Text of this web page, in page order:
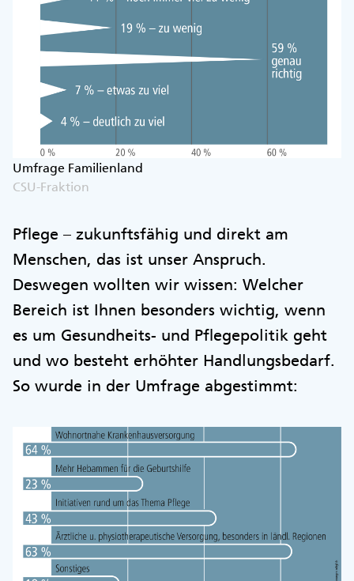
Umfrage Familienland
CSU-Fraktion
Pflege – zukunftsfähig und direkt am
Menschen, das ist unser Anspruch.
Deswegen wollten wir wissen: Welcher
Bereich ist Ihnen besonders wichtig, wenn
es um Gesundheits- und Pflegepolitik geht
und wo besteht erhöhter Handlungsbedarf.
So wurde in der Umfrage abgestimmt: